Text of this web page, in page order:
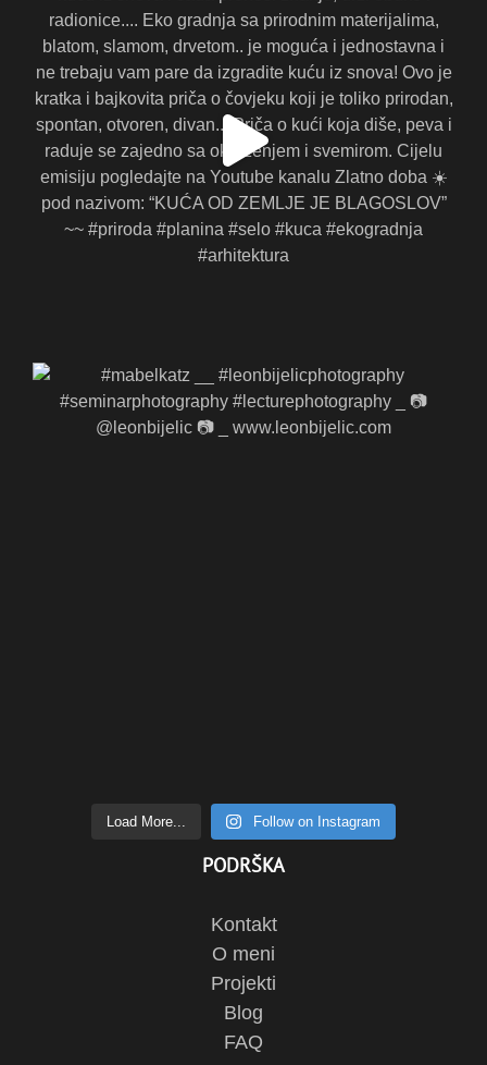
Load More... Follow on Instagram
PODRŠKA
Kontakt
O meni
Projekti
Blog
FAQ